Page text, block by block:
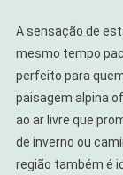
A sensação de
mesmo tempo
perfeito para
paisagem alpina
ao ar livre que
de inverno ou
região também é